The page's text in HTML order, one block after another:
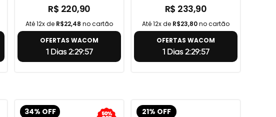
R$ 220,90
Até 12x de R$22,48 no cartão
OFERTAS WACOM
1 Dias 2:29:56
R$ 233,90
Até 12x de R$23,80no cartão
OFERTAS WACOM
1 Dias 2:29:56
34% OFF 21% OFF